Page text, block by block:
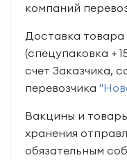
компаний
Доставка товара
(спецупаковка +
счет Заказчика,
перевозчика
Вакцины и
хранения
обязательным